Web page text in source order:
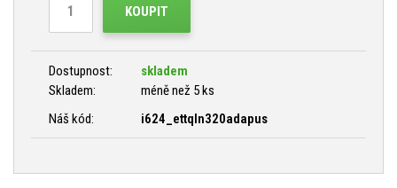
KOUPIT
Dostupnost:
skladem
Skladem:
méně než 5 ks
Náš kód:
i624_ettqln320adapus